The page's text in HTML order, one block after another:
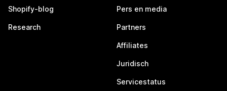
Shopify-blog
Research
Pers en media
Partners
Affiliates
Juridisch
Servicestatus